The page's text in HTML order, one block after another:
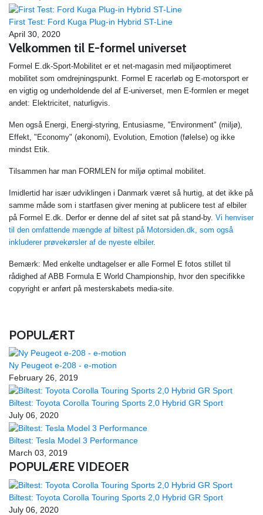
First Test: Ford Kuga Plug-in Hybrid ST-Line
April 30, 2020
Velkommen til E-formel universet
Formel E.dk-Sport-Mobilitet er et net-magasin med miljøoptimeret
mobilitet som omdrejningspunkt. Formel E racerløb og E-motorsport er
en vigtig og underholdende del af E-universet, men E-formlen er meget
andet: Elektricitet, naturligvis.
Men også Energi, Energi-styring, Entusiasme, "Environment" (miljø),
Effekt, "Economy" (økonomi), Evolution, Emotion (følelse) og ikke
mindst Etik.
Tilsammen har man FORMLEN for miljø optimal mobilitet.
Imidlertid har især udviklingen i Danmark været så hurtig, at det ikke på
samme måde som i startfasen giver mening at publicere test af elbiler
på Formel E.dk. Derfor er denne del af sitet sat på stand-by. Vi henviser
til den omfattende mængde af biltest på Motorsiden.dk, som også
inkluderer prøvekørsler af de nyeste elbiler.
Bemærk: Med enkelte undtagelser er alle Formel E fotos stillet til
rådighed af ABB Formula E World Championship, hvor den specifikke
copyright er anført på mesterskabets media-site.
POPULÆRT
Ny Peugeot e-208 - e-motion
February 26, 2019
Biltest: Toyota Corolla Touring Sports 2,0 Hybrid GR Sport
July 06, 2020
Biltest: Tesla Model 3 Performance
March 03, 2019
POPULÆRE VIDEOER
Biltest: Toyota Corolla Touring Sports 2,0 Hybrid GR Sport
July 06, 2020